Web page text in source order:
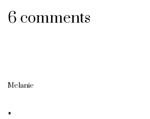
6 comments
Melanie
•